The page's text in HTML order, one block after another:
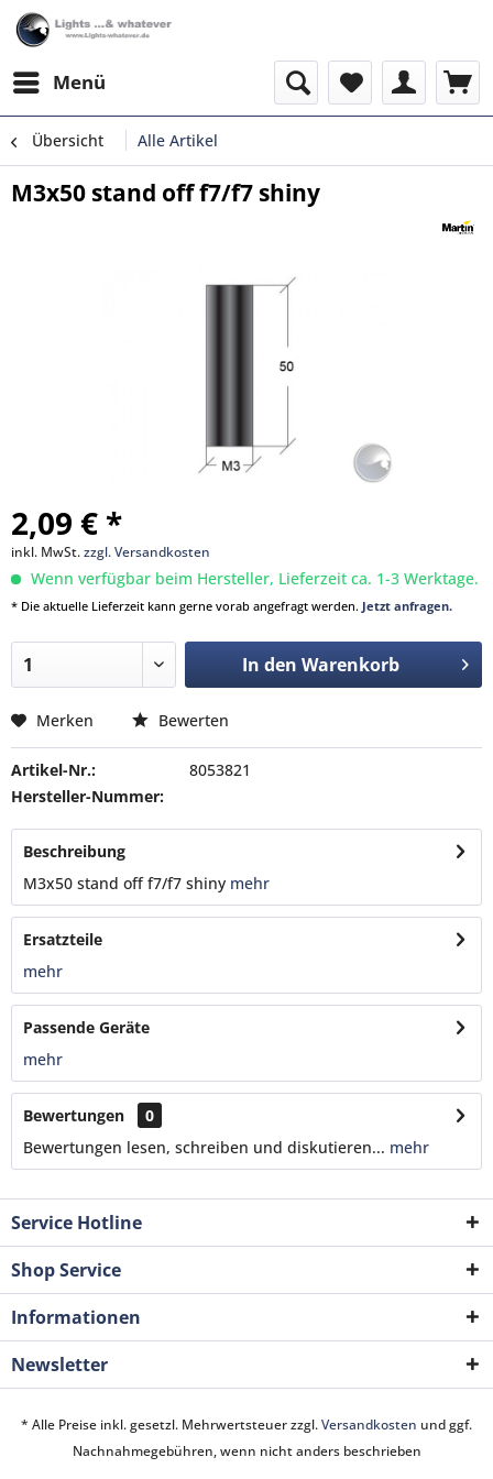
Menü
Übersicht Alle Artikel
M3x50 stand off f7/f7 shiny
2,09 € *
inkl. MwSt.zzgl. Versandkosten
Wenn verfügbar beim Hersteller, Lieferzeit ca. 1-3 Werktage.
* Die aktuelle Lieferzeit kann gerne vorab angefragt werden. Jetzt anfragen.
In den Warenkorb
Merken Bewerten
Artikel-Nr.:
8053821
Hersteller-Nummer:
Beschreibung
M3x50 stand off f7/f7 shiny mehr
Ersatzteile
mehr
Passende Geräte
mehr
Bewertungen
0
Bewertungen lesen, schreiben und diskutieren... mehr
Service Hotline
Shop Service
Informationen
Newsletter
* Alle Preise inkl. gesetzl. Mehrwertsteuer zzgl.Versandkosten und ggf.
Nachnahmegebühren, wenn nicht anders beschrieben